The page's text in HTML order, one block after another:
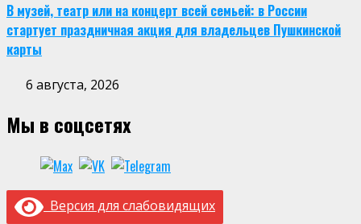
В музей, театр или на концерт всей семьей: в России
стартует праздничная акция для владельцев Пушкинской
карты
6 августа, 2026
Мы в соцсетях
Версия для слабовидящих